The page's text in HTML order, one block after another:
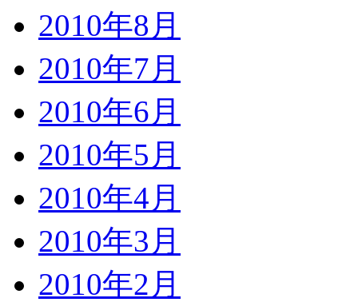
2010年8月
2010年7月
2010年6月
2010年5月
2010年4月
2010年3月
2010年2月